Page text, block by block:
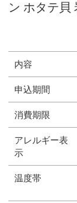
ン ホタテ貝
内容
申込期間
消費期限
アレルギー表
示
温度帯